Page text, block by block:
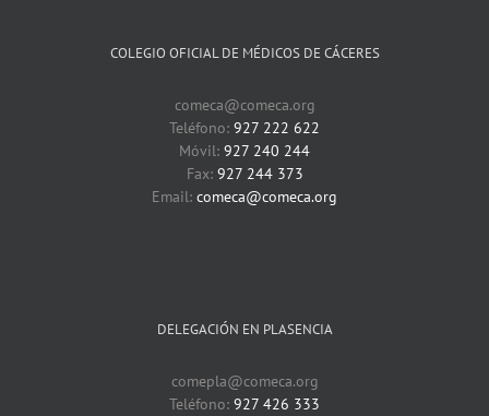
COLEGIO OFICIAL DE MÉDICOS DE CÁCERES
comeca@comeca.org
Teléfono: 927 222 622
Móvil: 927 240 244
Fax: 927 244 373
Email: comeca@comeca.org
DELEGACIÓN EN PLASENCIA
comepla@comeca.org
Teléfono: 927 426 333